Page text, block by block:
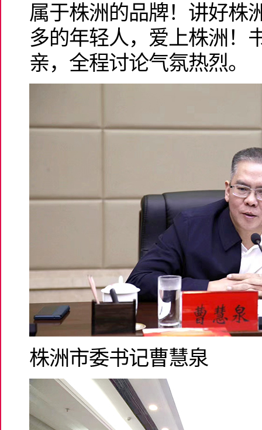
属于株洲的品牌！讲好株
多的年轻人，爱上株洲！
亲，全程讨论气氛热烈。
株洲市委书记曹慧泉